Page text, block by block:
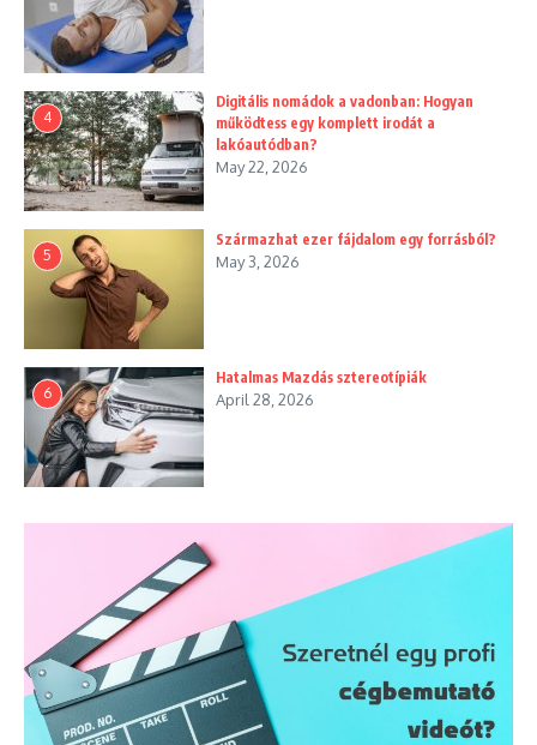
4
Digitális nomádok a vadonban: Hogyan
működtess egy komplett irodát a
lakóautódban?
May 22, 2026
5
Származhat ezer fájdalom egy forrásból?
May 3, 2026
6
Hatalmas Mazdás sztereotípiák
April 28, 2026